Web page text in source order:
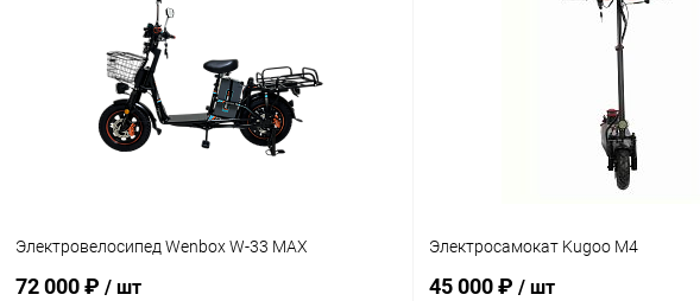
В избранное В наличии
Электровелосипед Wenbox W-33 MAX
72 000 ₽ / шт
Электросамокат Kugoo M4
45 000 ₽ / шт